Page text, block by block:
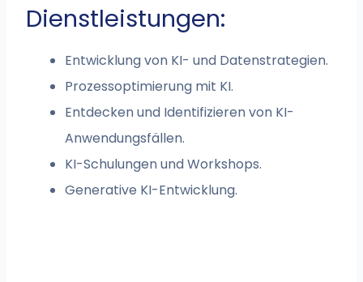
Dienstleistungen:
Entwicklung von KI- und Datenstrategien.
Prozessoptimierung mit KI.
Entdecken und Identifizieren von KI-
Anwendungsfällen.
KI-Schulungen und Workshops.
Generative KI-Entwicklung.